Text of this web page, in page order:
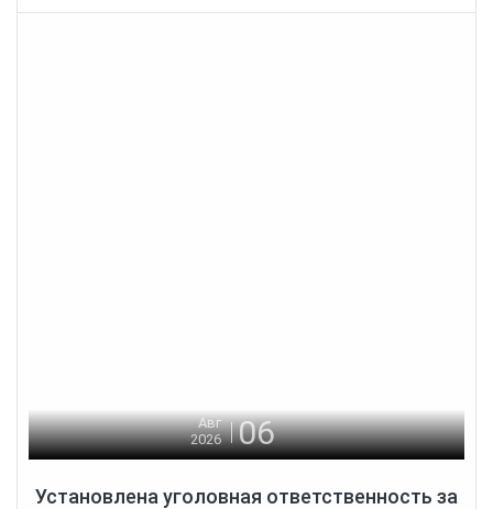
Авг
2026
06
Установлена уголовная ответственность за